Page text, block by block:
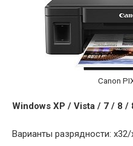
Canon
Windows XP / Vista / 7 / 8 /
Варианты разрядности: x32/